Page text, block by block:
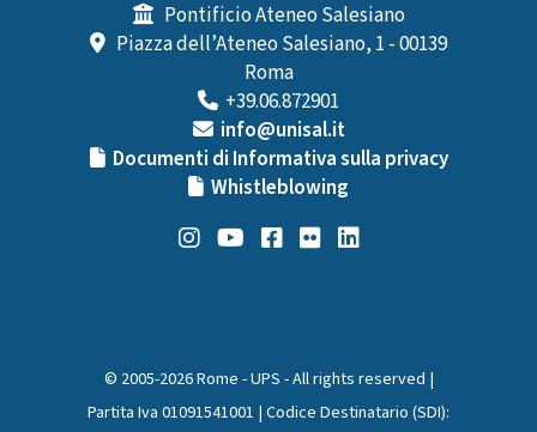
Pontificio Ateneo Salesiano
Piazza dell’Ateneo Salesiano, 1 - 00139
Roma
+39.06.872901
info@unisal.it
Documenti di Informativa sulla privacy
Whistleblowing
© 2005-2026 Rome - UPS - All rights reserved |
Partita Iva 01091541001 | Codice Destinatario (SDI):